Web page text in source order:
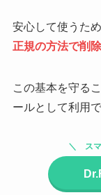
安心して使うため
正規の方法で削
この基本を守る
ールとして利用で
ス